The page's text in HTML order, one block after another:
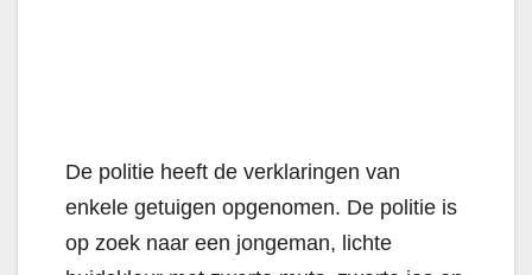
De politie heeft de verklaringen van
enkele getuigen opgenomen. De politie is
op zoek naar een jongeman, lichte